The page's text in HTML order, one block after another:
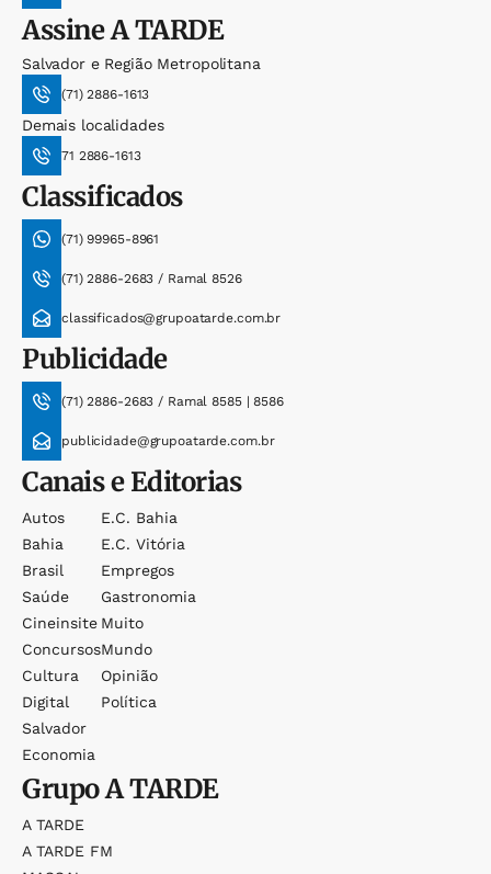
AssineA TARDE
Salvador e Região Metropolitana
(71) 2886-1613
Demais localidades
71 2886-1613
Classificados
(71) 99965-8961
(71) 2886-2683 / Ramal 8526
classificados@grupoatarde.com.br
Publicidade
(71) 2886-2683 / Ramal 8585 | 8586
publicidade@grupoatarde.com.br
Canais e Editorias
Autos
Bahia
Brasil
Saúde
Cineinsite
Concursos
Cultura
Digital
Salvador
Economia
E.c. Bahia
E.c. Vitória
Empregos
Gastronomia
Muito
Mundo
Opinião
Política
GrupoA TARDE
A TARDE
A TARDE FM